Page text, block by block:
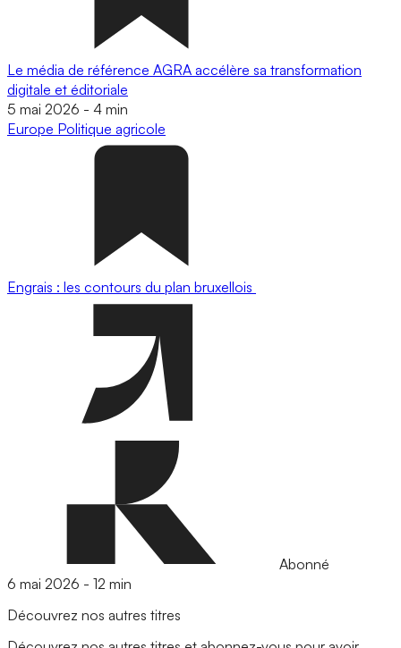
Le média de référence AGRA accélère sa transformation
digitale et éditoriale
5 mai 2026 - 4 min
Europe Politique agricole
Engrais : les contours du plan bruxellois
Abonné
6 mai 2026 - 12 min
Découvrez nos autres titres